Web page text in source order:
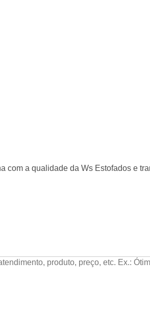
com a qualidade da Ws Estofados e